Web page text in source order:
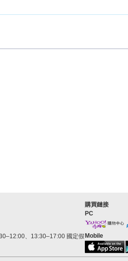
、13:30–17:00 國定假
購買鏈接
PC
Mobile